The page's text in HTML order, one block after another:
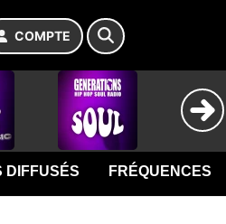
COMPTE
DIFFUSÉS FRÉQUENCES